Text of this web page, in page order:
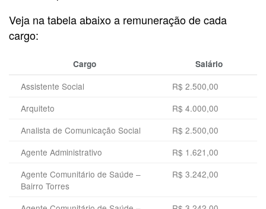
Veja na tabela abaixo a remuneração de cada
cargo:
Cargo Salário
Assistente Social
R$ 2.500,00
Arquiteto
R$ 4.000,00
Analista de Comunicação Social
R$ 2.500,00
Agente Administrativo
R$ 1.621,00
Agente Comunitário de Saúde –
Bairro Torres
R$ 3.242,00